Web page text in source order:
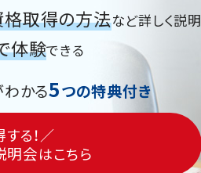
格取得の方法など詳しく説明
体験できる
わかる5つの特典付き
る！／
明会はこちら